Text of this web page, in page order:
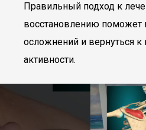
Правильный подход к
восстановлению поможет
осложнений и вернуться
активности.